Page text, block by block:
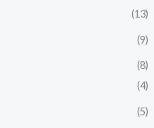
(13)
(9)
(8)
(4)
(5)